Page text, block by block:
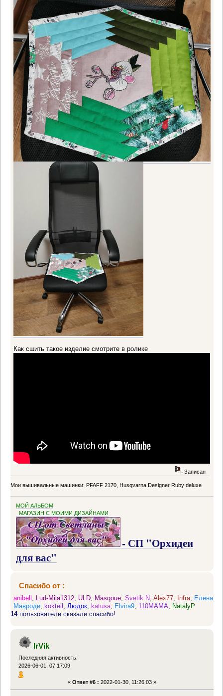
Как сшить такое изделие смотрите в ролике
Записан
Мои вышивальные машинки: PFAFF 2170, Husqvarna Designer Ruby deluxe
МОЙ АЛЬБОМ
МАГАЗИН С МОИМИ ДИЗАЙНАМИ
- СП "Орхидеи
для вас"
Спасибо от :
anibell Lud-Mila1312 ULD Masqoue ,Svetik N ,Alex77 Infra
Елена
Мавроди
kokteil Людок katusa Elvira9 110MAMA
NatalyP
14пользователи сказали спасибо!
IrVik
Последняя активность:
2026-06-01, 07:17:09
« Ответ #6 : 2022-01-30, 11:26:03 »